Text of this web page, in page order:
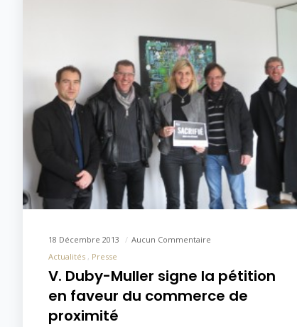
18 Décembre 2013
Aucun Commentaire
Actualités
Presse
V. Duby-Muller signe la pétition
en faveur du commerce de
proximité